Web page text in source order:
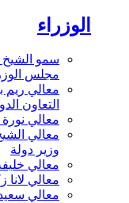
الوزراء
سمو الشيخ
مجلس
معالي ريم
التعاون
معالي
معالي
وزير دولة
معالي
معالي لانا
معالي